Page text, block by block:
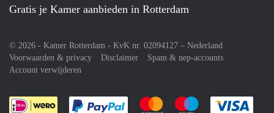
Gratis je Kamer aanbieden in Rotterdam
© 2026 - Kamer Rotterdam - KvK nr. 02094127 – Nederland
Voorwaarden & privacy
Disclaimer
Spam & nep-accounts
Account verwijderen
Je rekent gemakkelijk af met Paypal
Je rekent gemakkelijk af met
Je rekent